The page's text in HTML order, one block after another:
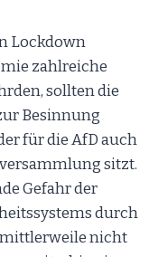
Lockdown
zahlreiche
sollten die
Besinnung
für die AfD auch
sitzt.
Gefahr der
durch
nicht